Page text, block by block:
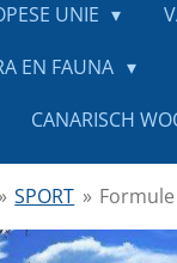
UNIE
EN FAUNA
CANARISCH
» SPORT » Formule